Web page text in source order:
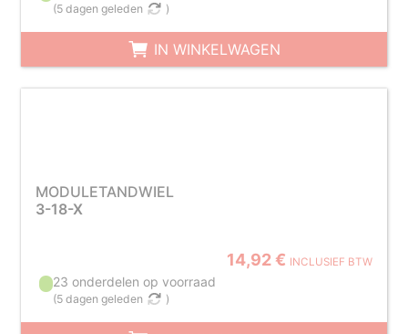
(5 dagen geleden )
IN WINKELWAGEN
MODULETANDWIEL
3-18-X
14,92 € INCLUSIEF BTW
23 onderdelen op voorraad
(5 dagen geleden )